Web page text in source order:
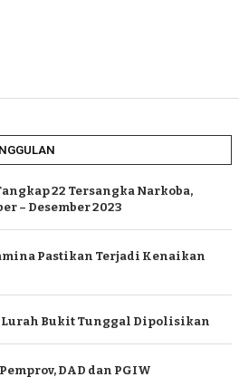
22 Tersangka Narkoba,
– Desember 2023
Pastikan Terjadi Kenaikan
Lurah Bukit Tunggal Dipolisikan
DAD dan PGIW